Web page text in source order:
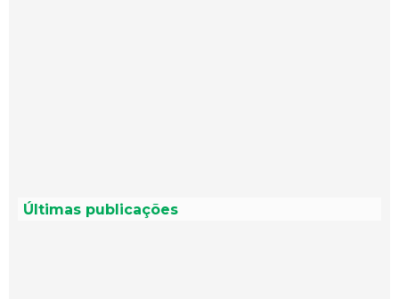
Últimas publicações